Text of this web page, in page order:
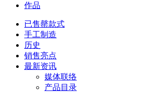
作品
已售罄款式
手工制造
历史
销售亮点
最新资讯
媒体联络
产品目录